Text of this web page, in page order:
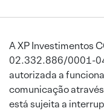
A XP Investimentos
02.332.886/0001-
autorizada a
comunicação
está sujeita a